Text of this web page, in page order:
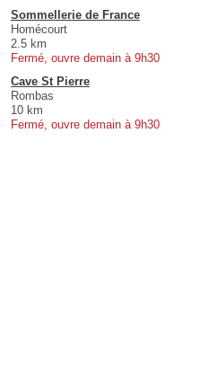
Sommellerie de France
Homécourt
2.5 km
Fermé, ouvre demain à 9h30
Cave St Pierre
Rombas
10 km
Fermé, ouvre demain à 9h30